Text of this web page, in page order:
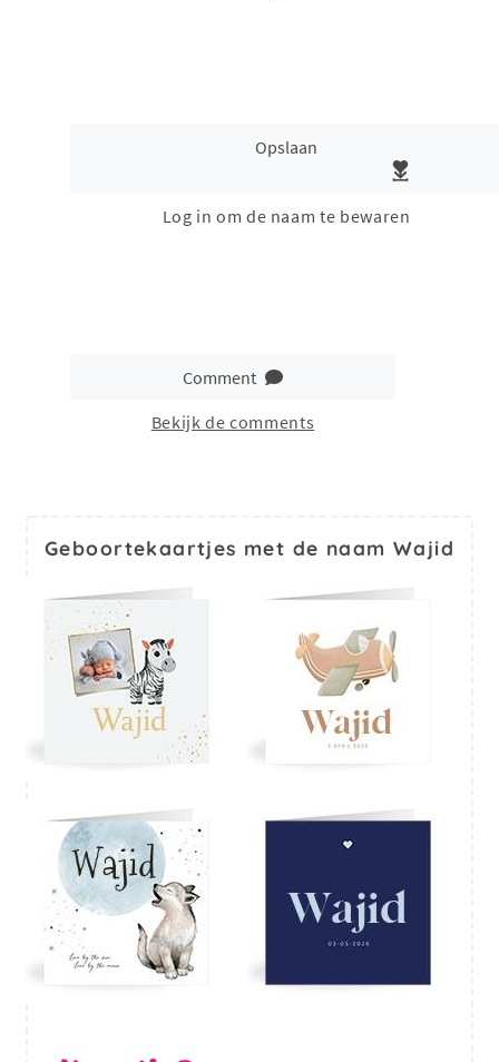
Opslaan
Log in om de naam te bewaren
Comment
Bekijk de comments
Geboortekaartjes met de naam Wajid